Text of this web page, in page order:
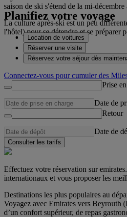
saison de ski s'étend de la mi-
La culture après-ski est un peu
l'hôtel) pour se détendre et se préparer
Planifiez votre voyage
Location de voitures
Réserver une visite
Réservez votre séjour dès
Connectez-vous pour cumuler des
Prise
Date de
Retour
Date de
Consulter les tarifs
Effectuez votre réservation sur
internationaux et vous proposer les
Destinations les plus populaires au
Voyagez avec Emirates vers Beyrouth
d’un confort supérieur, de repas